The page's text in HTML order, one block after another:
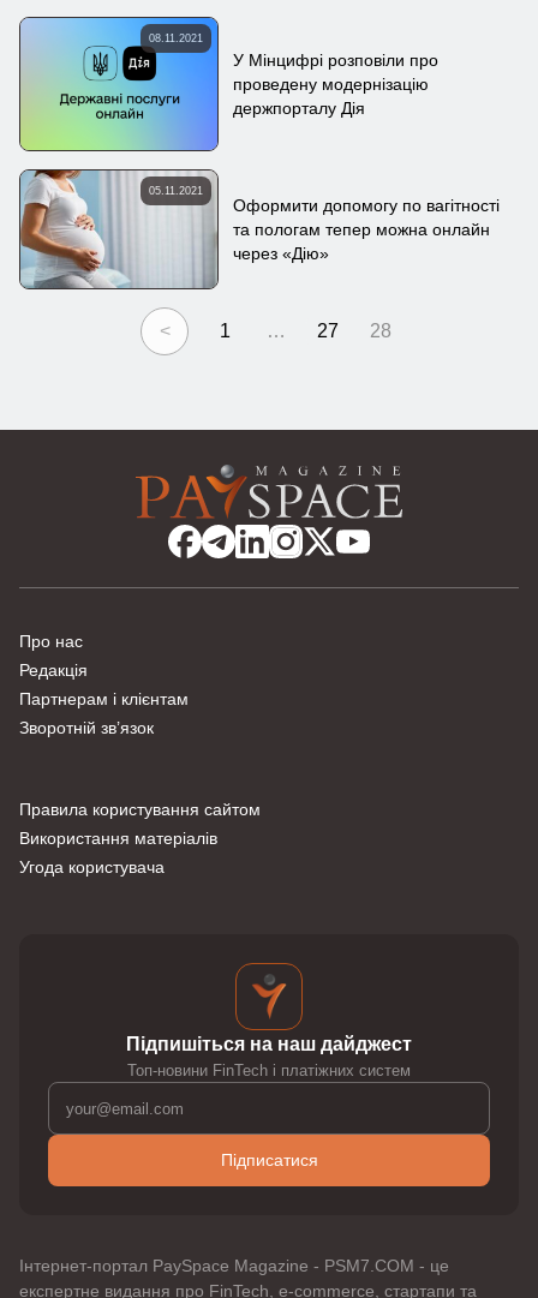
08.11.2021
У Мінцифрі розповіли про
проведену модернізацію
держпорталу Дія
05.11.2021
Оформити допомогу по вагітності
та пологам тепер можна онлайн
через «Дію»
< 1 … 27 28
Про нас
Редакція
Партнерам і клієнтам
Зворотній зв’язок
Правила користування сайтом
Використання матеріалів
Угода користувача
Підпишіться на наш дайджест
Топ-новини FinTech і платіжних систем
Підписатися
Інтернет-портал PaySpace Magazine - PSM7.COM - це
експертне видання про FinTech, e-commerce, стартапи та